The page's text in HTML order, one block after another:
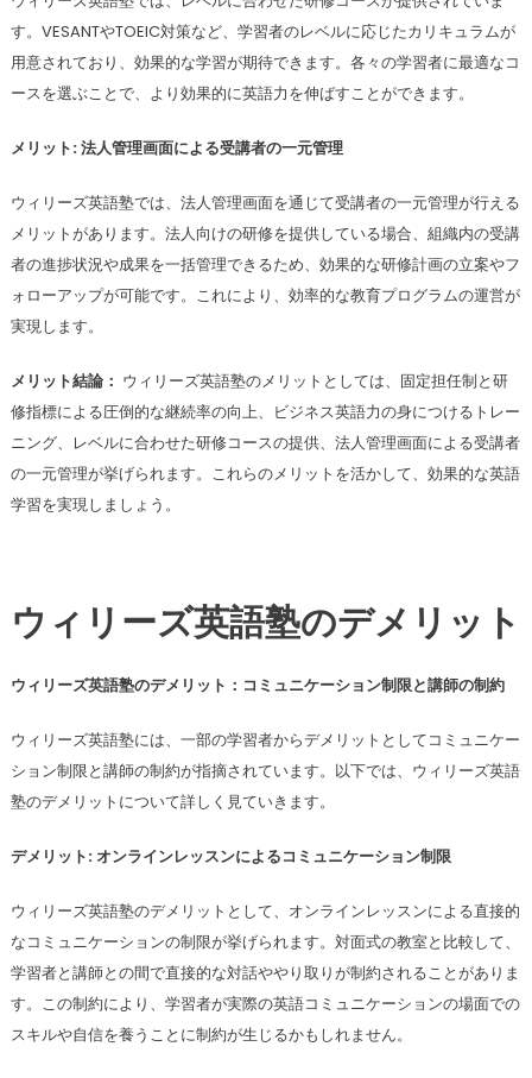
す。VESANTやTOEIC対策など、学習者のレベルに応じたカリキュラムが
用意されており、効果的な学習が期待できます。各々の学習者に最適なコ
ースを選ぶことで、より効果的に英語力を伸ばすことができます。
メリット: 法人管理画面による受講者の一元管理
ウィリーズ英語塾では、法人管理画面を通じて受講者の一元管理が行える
メリットがあります。法人向けの研修を提供している場合、組織内の受講
者の進捗状況や成果を一括管理できるため、効果的な研修計画の立案やフ
ォローアップが可能です。これにより、効率的な教育プログラムの運営が
実現します。
メリット結論： ウィリーズ英語塾のメリットとしては、固定担任制と研
修指標による圧倒的な継続率の向上、ビジネス英語力の身につけるトレー
ニング、レベルに合わせた研修コースの提供、法人管理画面による受講者
の一元管理が挙げられます。これらのメリットを活かして、効果的な英語
学習を実現しましょう。
ウィリーズ英語塾のデメリット
ウィリーズ英語塾のデメリット：コミュニケーション制限と講師の制約
ウィリーズ英語塾には、一部の学習者からデメリットとしてコミュニケー
ション制限と講師の制約が指摘されています。以下では、ウィリーズ英語
塾のデメリットについて詳しく見ていきます。
デメリット: オンラインレッスンによるコミュニケーション制限
ウィリーズ英語塾のデメリットとして、オンラインレッスンによる直接的
なコミュニケーションの制限が挙げられます。対面式の教室と比較して、
学習者と講師との間で直接的な対話ややり取りが制約されることがありま
す。この制約により、学習者が実際の英語コミュニケーションの場面での
スキルや自信を養うことに制約が生じるかもしれません。